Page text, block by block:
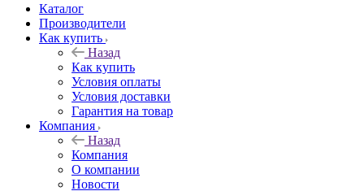
Каталог
Производители
Как купить
Назад
Как купить
Условия оплаты
Условия доставки
Гарантия на товар
Компания
Назад
Компания
О компании
Новости